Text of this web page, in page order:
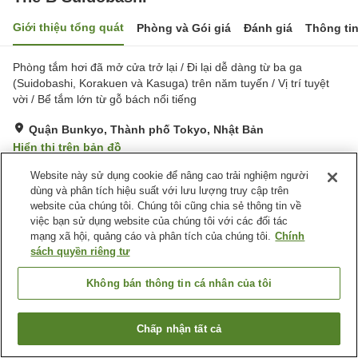
Giới thiệu tổng quát Phòng và Gói giá Đánh giá Thông
Phòng tắm hơi đã mở cửa trở lại / Đi lại dễ dàng từ ba ga
(Suidobashi, Korakuen và Kasuga) trên năm tuyến / Vị trí tuyệt
vời / Bể tắm lớn từ gỗ bách nổi tiếng
Quận Bunkyo, Thành phố Tokyo, Nhật Bản
Hiển thị trên bản đồ
Rất tốt Đánh giá:615lượt
Tiện nghi chỗ nghỉ
Xông hơi
Spa / Salon
Máy bán hàng tự động
Trang chủ Nhật Bản Thành phố Tokyo
Quận Bunkyo
The B Suidobashi
Tìm phòng trống
Website này sử dụng cookie để nâng cao trải nghiệm người
dùng và phân tích hiệu suất với lưu lượng truy cập trên
website của chúng tôi. Chúng tôi cũng chia sẻ thông tin về
việc bạn sử dụng website của chúng tôi với các đối tác
mạng xã hội, quảng cáo và phân tích của chúng tôi. Chính
sách quyền riêng tư
Không bán thông tin cá nhân của tôi
Chấp nhận tất cả